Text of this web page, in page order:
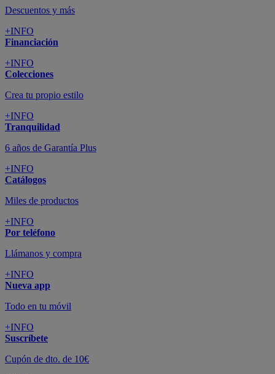
Descuentos y más
+INFO
Financiación
+INFO
Colecciones
Crea tu propio estilo
+INFO
Tranquilidad
6 años de Garantía Plus
+INFO
Catálogos
Miles de productos
+INFO
Por teléfono
Llámanos y compra
+INFO
Nueva app
Todo en tu móvil
+INFO
Suscríbete
Cupón de dto. de 10€